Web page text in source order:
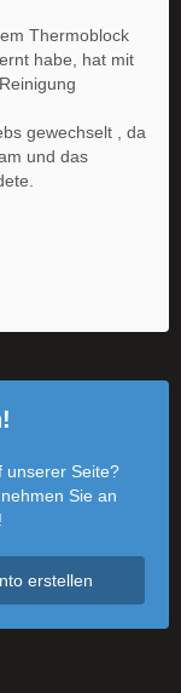
Thermoblock
habe, hat mit
gewechselt , da
und das
unserer Seite?
Sie an
erstellen